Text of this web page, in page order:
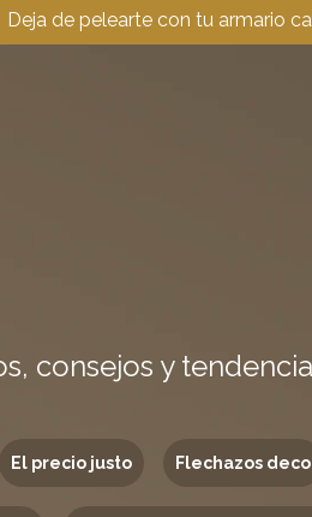
Deja de pelearte con tu armario
consejos y
El precio justo Flechazos deco